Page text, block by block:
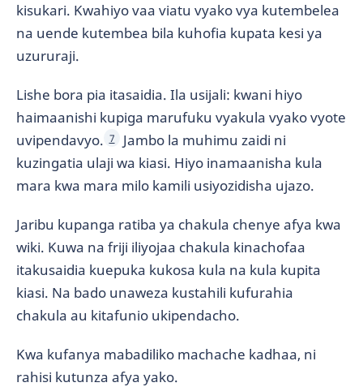
kisukari. Kwahiyo vaa viatu vyako vya kutembelea
na uende kutembea bila kuhofia kupata kesi ya
uzururaji.
Lishe bora pia itasaidia. Ila usijali: kwani hiyo
haimaanishi kupiga marufuku vyakula vyako vyote
uvipendavyo. 7
Jambo la muhimu zaidi ni
kuzingatia ulaji wa kiasi. Hiyo inamaanisha kula
mara kwa mara milo kamili usiyozidisha ujazo.
Jaribu kupanga ratiba ya chakula chenye afya kwa
wiki. Kuwa na friji iliyojaa chakula kinachofaa
itakusaidia kuepuka kukosa kula na kula kupita
kiasi. Na bado unaweza kustahili kufurahia
chakula au kitafunio ukipendacho.
Kwa kufanya mabadiliko machache kadhaa, ni
rahisi kutunza afya yako.